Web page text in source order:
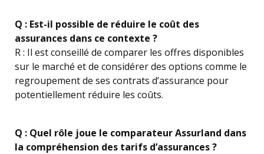
Q : Est-il possible de réduire le coût des
assurances dans ce contexte ?
R : Il est conseillé de comparer les offres disponibles
sur le marché et de considérer des options comme le
regroupement de ses contrats d’assurance pour
potentiellement réduire les coûts.
Q : Quel rôle joue le comparateur Assurland dans
la compréhension des tarifs d’assurances ?